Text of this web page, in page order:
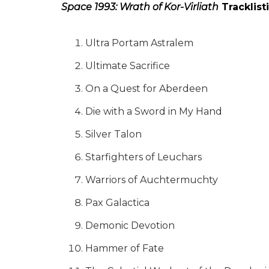
Space 1993: Wrath of Kor-Virliath
Ultra Portam Astralem
Ultimate Sacrifice
On a Quest for Aberdeen
Die with a Sword in My Hand
Silver Talon
Starfighters of Leuchars
Warriors of Auchtermuchty
Pax Galactica
Demonic Devotion
Hammer of Fate